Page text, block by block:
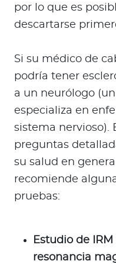
por lo que es
descartarse
Si su médico de
podría tener
a un neurólogo
especializa en
sistema nervioso).
preguntas
su salud en
recomiende
pruebas:
Estudio de
resonancia